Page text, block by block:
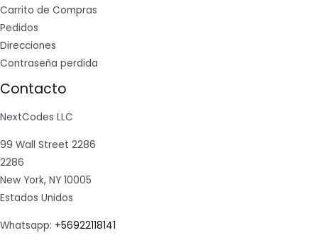
Carrito de Compras
Pedidos
Direcciones
Contraseña perdida
Contacto
NextCodes LLC
99 Wall Street 2286
2286
New York, NY 10005
Estados Unidos
Whatsapp: +56922118141